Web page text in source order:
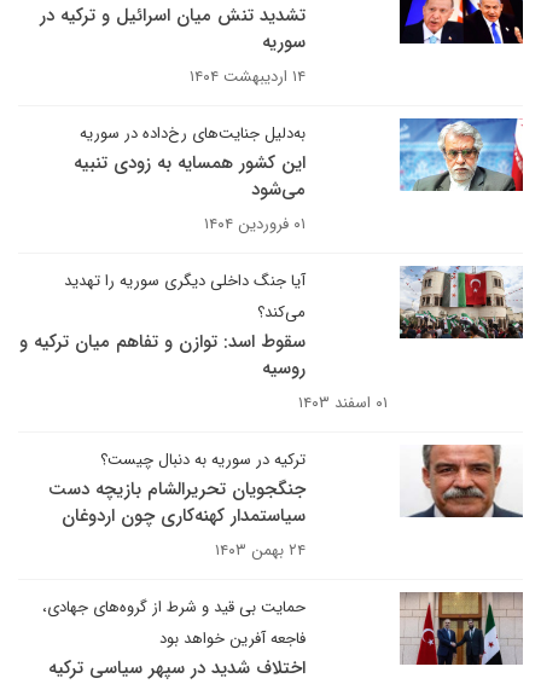
تشدید تنش میان اسرائیل و ترکیه در
سوریه
۱۴ اردیبهشت ۱۴۰۴
به‌دلیل جنایت‌های رخ‌داده در سوریه
این کشور همسایه به زودی تنبیه
می‌شود
۰۱ فروردین ۱۴۰۴
آیا جنگ داخلی دیگری سوریه را تهدید
می‌کند؟
سقوط اسد: توازن و تفاهم میان ترکیه و
روسیه
۰۱ اسفند ۱۴۰۳
ترکیه در سوریه به دنبال چیست؟
جنگجویان تحریرالشام بازیچه دست
سیاستمدار کهنه‌کاری چون اردوغان
۲۴ بهمن ۱۴۰۳
حمایت بی قید و شرط از گروه‌های جهادی،
فاجعه آفرین خواهد بود
اختلاف شدید در سپهر سیاسی ترکیه